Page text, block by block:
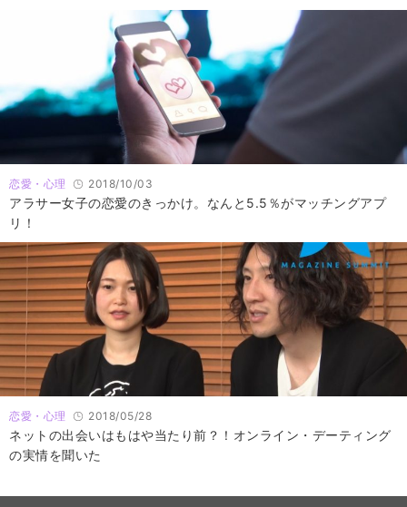
恋愛・心理 2018/10/03
アラサー女子の恋愛のきっかけ。なんと5.5％がマッチングアプ
リ！
恋愛・心理 2018/05/28
ネットの出会いはもはや当たり前？！オンライン・デーティング
の実情を聞いた